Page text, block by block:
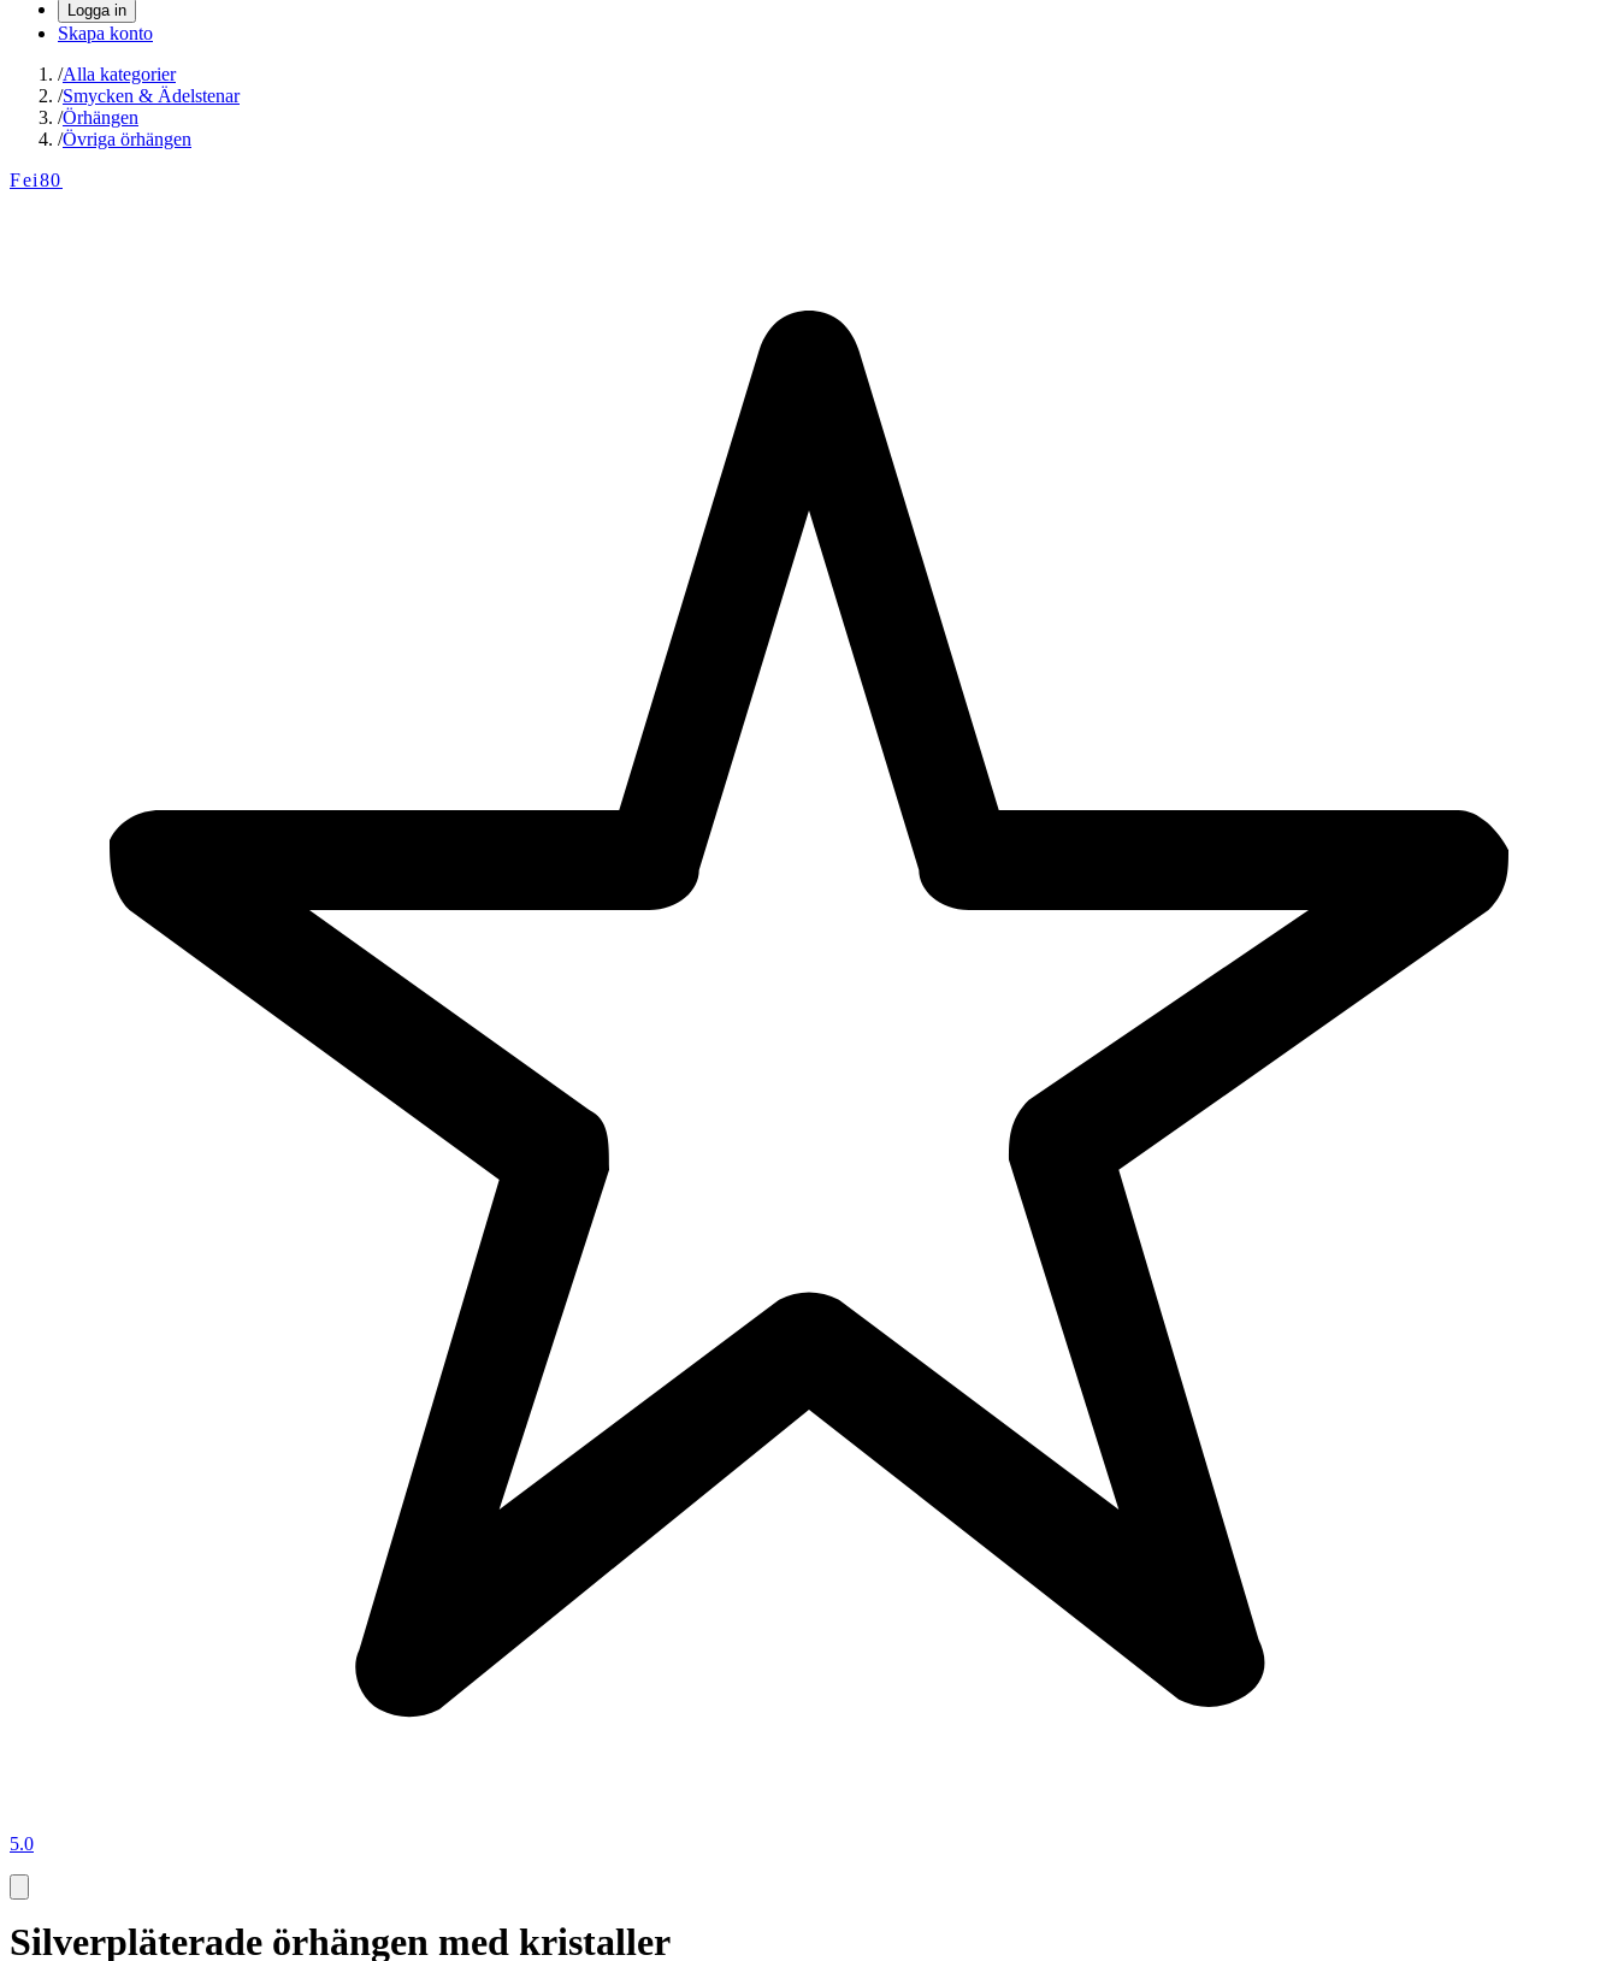
Logga in
Skapa konto
/Alla kategorier
/Smycken & Ädelstenar
/Örhängen
/Övriga örhängen
Fei80
5.0
Silverpläterade örhängen med kristaller